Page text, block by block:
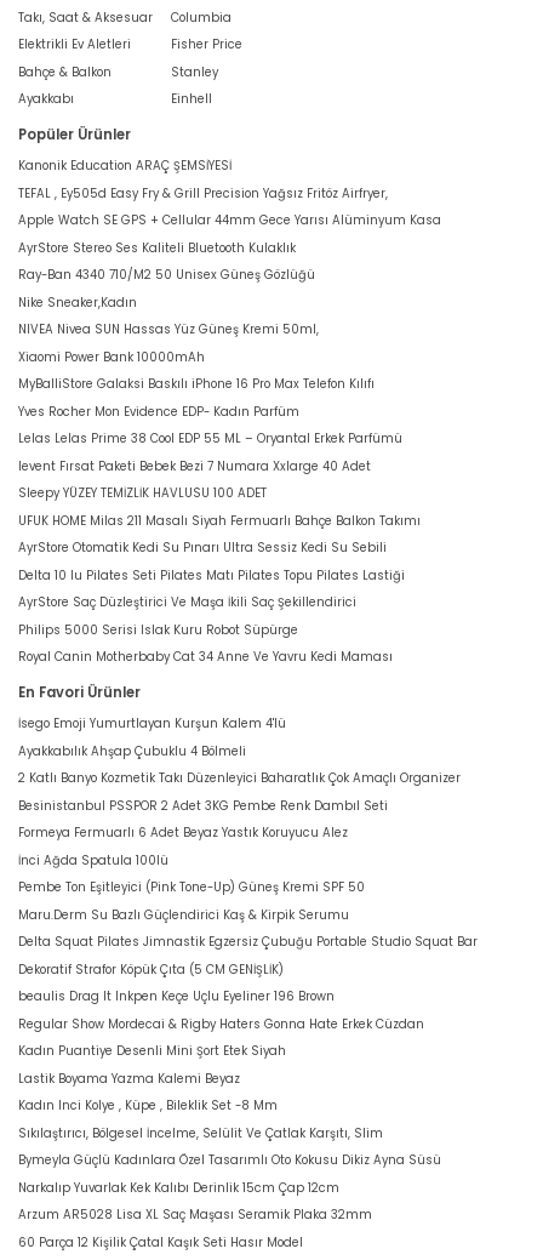
Takı, Saat & Aksesuar
Elektrikli Ev Aletleri
Bahçe & Balkon
Ayakkabı
Columbia
Fisher Price
Stanley
Einhell
Popüler Ürünler
Kanonik Education ARAÇ ŞEMSİYESİ
TEFAL , Ey505d Easy Fry & Grill Precision Yağsız Fritöz Airfryer,
Apple Watch SE GPS + Cellular 44mm Gece Yarısı Alüminyum Kasa
AyrStore Stereo Ses Kaliteli Bluetooth Kulaklık
Ray-Ban 4340 710/M2 50 Unisex Güneş Gözlüğü
Nike Sneaker,Kadın
NIVEA Nivea SUN Hassas Yüz Güneş Kremi 50ml,
Xiaomi Power Bank 10000mAh
MyBalliStore Galaksi Baskılı iPhone 16 Pro Max Telefon Kılıfı
Yves Rocher Mon Evidence EDP- Kadın Parfüm
Lelas Lelas Prime 38 Cool EDP 55 ML – Oryantal Erkek Parfümü
levent Fırsat Paketi Bebek Bezi 7 Numara Xxlarge 40 Adet
Sleepy YÜZEY TEMİZLİK HAVLUSU 100 ADET
UFUK HOME Milas 211 Masalı Siyah Fermuarlı Bahçe Balkon Takımı
AyrStore Otomatik Kedi Su Pınarı Ultra Sessiz Kedi Su Sebili
Delta 10 lu Pilates Seti Pilates Matı Pilates Topu Pilates Lastiği
AyrStore Saç Düzleştirici Ve Maşa İkili Saç Şekillendirici
Philips 5000 Serisi Islak Kuru Robot Süpürge
Royal Canin Motherbaby Cat 34 Anne Ve Yavru Kedi Maması
En Favori Ürünler
İsego Emoji Yumurtlayan Kurşun Kalem 4'lü
Ayakkabılık Ahşap Çubuklu 4 Bölmeli
2 Katlı Banyo Kozmetik Takı Düzenleyici Baharatlık Çok Amaçlı Organizer
Besinistanbul PSSPOR 2 Adet 3KG Pembe Renk Dambıl Seti
Formeya Fermuarlı 6 Adet Beyaz Yastık Koruyucu Alez
İnci Ağda Spatula 100lü
Pembe Ton Eşitleyici (Pink Tone-Up) Güneş Kremi SPF 50
Maru.Derm Su Bazlı Güçlendirici Kaş & Kirpik Serumu
Delta Squat Pilates Jimnastik Egzersiz Çubuğu Portable Studio Squat Bar
Dekoratif Strafor Köpük Çıta (5 CM GENİŞLİK)
beaulis Drag It Inkpen Keçe Uçlu Eyeliner 196 Brown
Regular Show Mordecai & Rigby Haters Gonna Hate Erkek Cüzdan
Kadın Puantiye Desenli Mini Şort Etek Siyah
Lastik Boyama Yazma Kalemi Beyaz
Kadın Inci Kolye , Küpe , Bileklik Set -8 Mm
Sıkılaştırıcı, Bölgesel İncelme, Selülit Ve Çatlak Karşıtı, Slim
Bymeyla Güçlü Kadınlara Özel Tasarımlı Oto Kokusu Dikiz Ayna Süsü
Narkalıp Yuvarlak Kek Kalıbı Derinlik 15cm Çap 12cm
Arzum AR5028 Lisa XL Saç Maşası Seramik Plaka 32mm
60 Parça 12 Kişilik Çatal Kaşık Seti Hasır Model